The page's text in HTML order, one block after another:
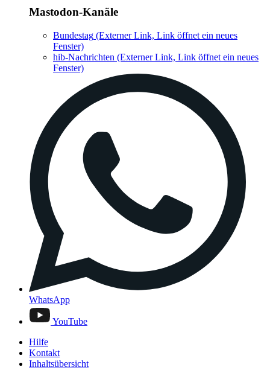
Mastodon-Kanäle
Bundestag (Externer Link, Link öffnet ein neues
Fenster)
hib-Nachrichten (Externer Link, Link öffnet ein neues
Fenster)
WhatsApp
YouTube
Hilfe
Kontakt
Inhaltsübersicht